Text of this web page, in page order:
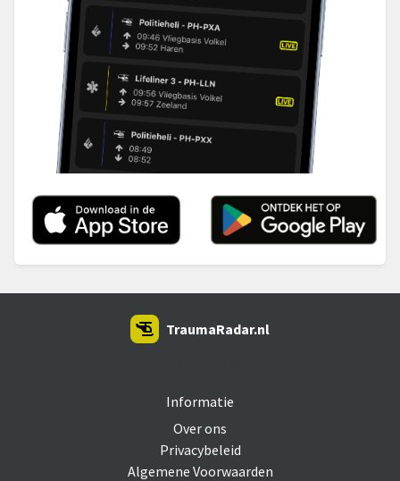
Informatie
Over ons
Privacybeleid
Algemene Voorwaarden
TraumaRadar.nl